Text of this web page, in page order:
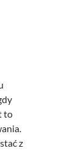
to
z